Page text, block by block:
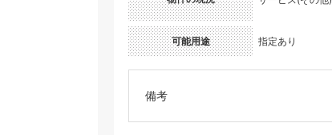
可能用途 指定あり
備考